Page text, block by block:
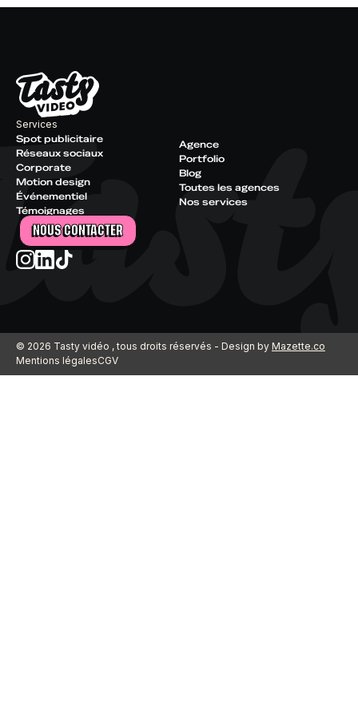
Services
Spot publicitaire
Réseaux sociaux
Corporate
Motion design
Événementiel
Témoignages
Agence
Portfolio
Blog
Toutes les agences
Nos services
NOUS CONTACTER
© 2026 Tasty vidéo , tous droits réservés - Design by Mazette.co
Mentions légalesCGV